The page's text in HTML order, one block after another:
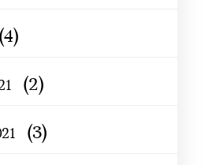
(4)
(2)
(3)